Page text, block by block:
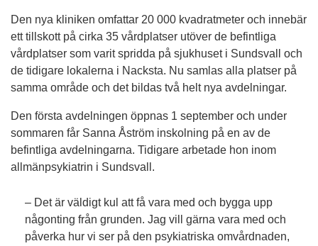
Den nya kliniken omfattar 20 000 kvadratmeter och innebär
ett tillskott på cirka 35 vårdplatser utöver de befintliga
vårdplatser som varit spridda på sjukhuset i Sundsvall och
de tidigare lokalerna i Nacksta. Nu samlas alla platser på
samma område och det bildas två helt nya avdelningar.
Den första avdelningen öppnas 1 september och under
sommaren får Sanna Åström inskolning på en av de
befintliga avdelningarna. Tidigare arbetade hon inom
allmänpsykiatrin i Sundsvall.
– Det är väldigt kul att få vara med och bygga upp
någonting från grunden. Jag vill gärna vara med och
påverka hur vi ser på den psykiatriska omvårdnaden,